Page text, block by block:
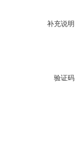
补充说明
验证码